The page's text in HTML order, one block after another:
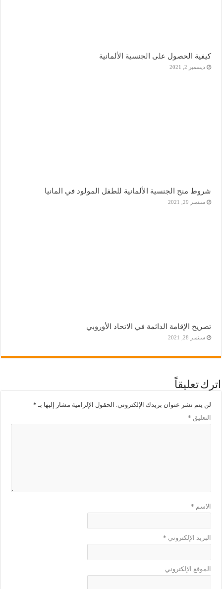
كيفية الحصول على الجنسية الألمانية
ديسمبر 2, 2021
شروط منح الجنسية الألمانية للطفل المولود في المانيا
سبتمبر 29, 2021
تصريح الإقامة الدائمة في الاتحاد الأوروبي
سبتمبر 28, 2021
اترك تعليقاً
لن يتم نشر عنوان بريدك الإلكتروني. الحقول الإلزامية مشار إليها بـ *
التعليق *
الاسم *
البريد الإلكتروني *
الموقع الإلكتروني